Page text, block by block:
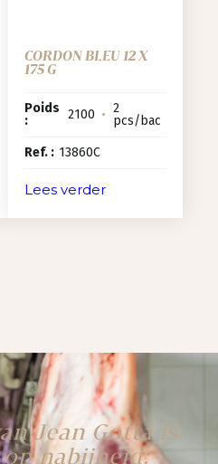
CORDON BLEU 12 X
175 G
Poids
:
2100 • 2
pcs/bac
Ref. : 13860C
Lees verder
Jean Gotta is
op nabijheid: